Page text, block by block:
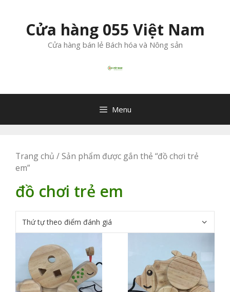
Cửa hàng 055 Việt Nam
Cửa hàng bán lẻ Bách hóa và Nông sản
Menu
Trang chủ / Sản phẩm được gắn thẻ “đồ chơi trẻ
em”
đồ chơi trẻ em